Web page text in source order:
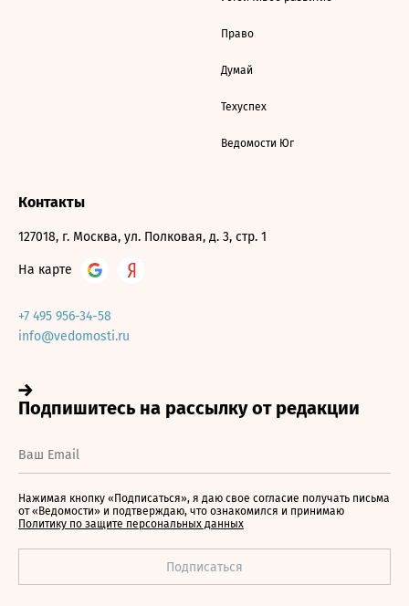
Право
Думай
Техуспех
Ведомости Юг
Контакты
127018, г. Москва, ул. Полковая, д. 3, стр. 1
На карте
+7 495 956-34-58
info@vedomosti.ru
Нажимая кнопку «Подписаться», я даю свое согласие получать письма
от «Ведомости» и подтверждаю, что ознакомился и принимаю
Политику по защите персональных данных